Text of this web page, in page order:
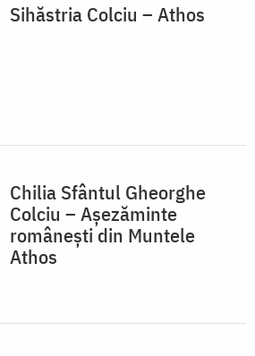
Sihăstria Colciu – Athos
Chilia Sfântul Gheorghe
Colciu – Așezăminte
românești din Muntele
Athos